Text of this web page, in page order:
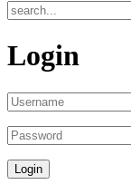
Login